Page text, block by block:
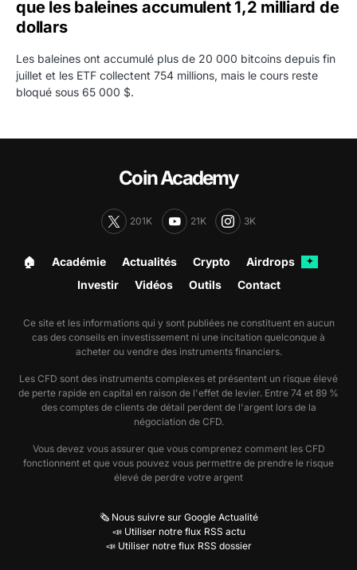
que les baleines accumulent 1,2 milliard de
dollars
Les baleines ont accumulé plus de 20 000 bitcoins depuis fin
juillet et les ETF collectent 754 millions, mais le cours reste
bloqué sous 65 000 $.
Coin Academy
201K 21K 3K
🏠︎ Académie Actualités Crypto Airdrops ✦
Investir Vidéos Outils Contact
Ce site et les informations qui y sont publiées ne constituent en aucun
cas des conseils en investissement ni une incitation quelconque à
acheter ou vendre des instruments financiers.
Les CFD sont des instruments complexes et présentent un risque élevé
de perte rapide en capital en raison de l'effet de levier. Entre 74 et 89 %
des comptes de clients de détail perdent de l'argent lors de la
négociation de CFD.
Vous devez vous assurer que vous comprenez comment les CFD
fonctionnent et que vous pouvez vous permettre de prendre le risque
élevé de perdre votre argent
🗞️ Nous suivre sur Google Actualité
📣 Utiliser notre flux RSS actu
📣 Utiliser notre flux RSS dossier